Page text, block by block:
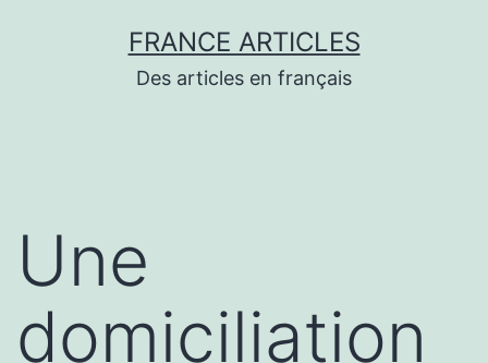
FRANCE ARTICLES
Des articles en français
Une
domiciliation